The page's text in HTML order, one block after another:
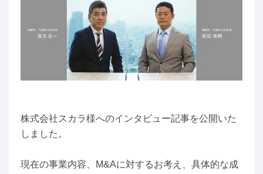
株式会社スカラ様へのインタビュー記事を公開いた
しました。
現在の事業内容、M&Aに対するお考え、具体的な成